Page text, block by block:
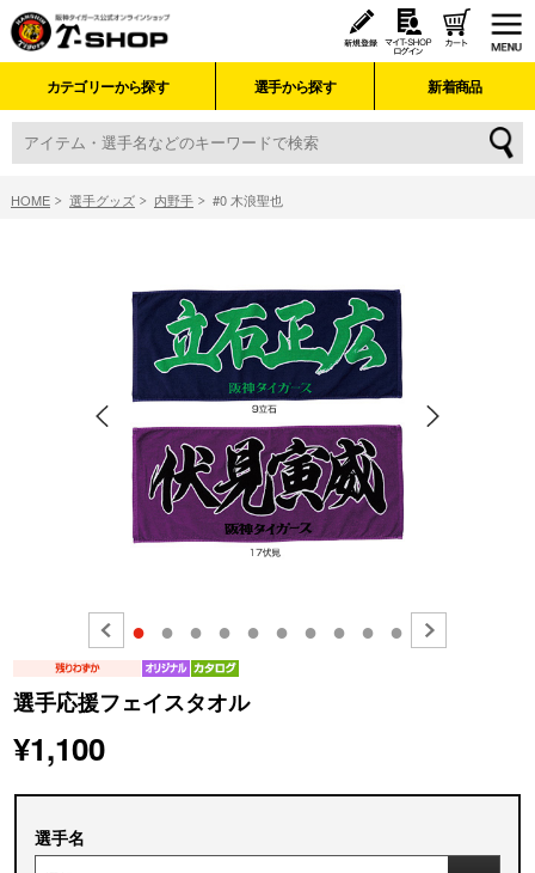
カテゴリーから探す 選手から探す 新着商品
HOME 選手グッズ 内野手 #0 木浪聖也
● ● ● ● ● ● ● ● ● ●
選手応援フェイスタオル
¥1,100
選手名